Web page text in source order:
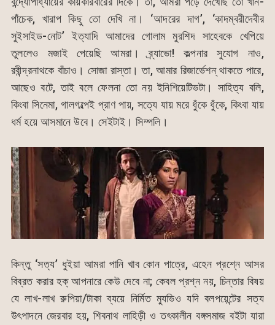
পাঁচেক, খারাপ কিছু তো দেখি না। ‘আদরের দাগ’, ‘কাদম্বরীদেবীর
সুইসাইড-নোট’ ইত্যাদি আমাদের গোলাম মুরশিদ সাহেবকে খেপিয়ে
তুললেও মজাই পেয়েছি আমরা। ব্র্যাভো! কল্পনার সুযোগ নাও,
রবীন্দ্রনাথকে বাঁচাও। সোজা রাস্তা। তা, আমার রিজার্ভেশন্ থাকতে পারে,
আছেও বটে, তাই বলে ফেলনা তো নয় ইনিশিয়েটিভটা। সাহিত্য বলি,
কিংবা সিনেমা, গালগল্পেই প্রাণ পায়, সত্যে যায় মরে ধুঁকে ধুঁকে, কিংবা যায়
ধর্ম হয়ে আসমানে উবে। সেইটাই। সিম্পলি।
কিন্তু ‘সত্য’ ধুইয়া আমরা পানি খাব কোন পাত্রে, এহেন প্রশ্নে আসর
বিব্রত করার হক্ আপনারে কেউ দেবে না; কেবল প্রশ্ন নয়, চিন্তার বিষয়
যে লাখ-লাখ রুপিয়া/টাকা ব্যয়ে নির্মিত ম্যুভিও যদি বলপয়েন্টের সত্য
উৎপাদনে জেরবার হয়, শিবনাথ লাহিড়ী ও তৎকালীন বঙ্গসমাজ বইটা যারা